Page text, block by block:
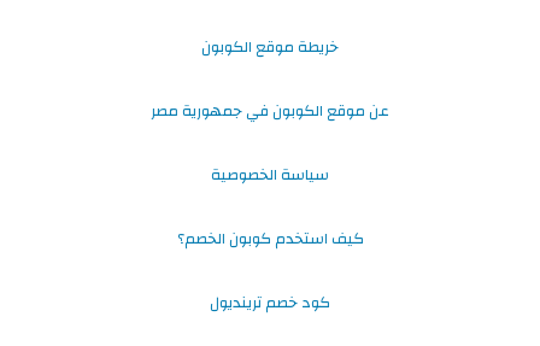
خريطة موقع الكوبون
عن موقع الكوبون في جمهورية مصر
سياسة الخصوصية
كيف استخدم كوبون الخصم؟
كود خصم ترينديول